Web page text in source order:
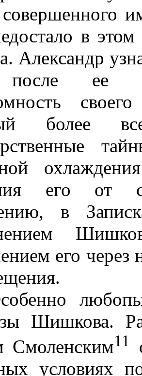
в
Александр
ее
своего
более
его от
в
его
Шишкова.
Смоленским11
условиях